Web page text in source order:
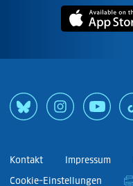
Kontakt Impressum
Cookie-Einstellungen